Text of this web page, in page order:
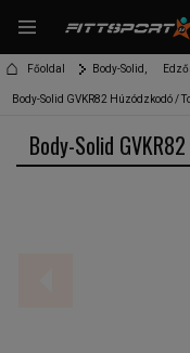
Főoldal Body-Solid,
Body-Solid GVKR82 Húzódzkodó /
Body-Solid